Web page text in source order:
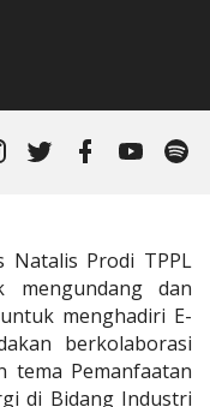
TwitterFacebookYoutube
Natalis Prodi TPPL
dan
menghadiri E-
berkolaborasi
tema Pemanfaatan
di Bidang Industri